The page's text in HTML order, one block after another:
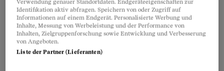
Gleichstellungsrecht
Diskriminierte Ärztin
Verwendung genauer Standortdaten. Endgeräteeigenschaften zur
Identifikation aktiv abfragen. Speichern von oder Zugriff auf
Informationen auf einem Endgerät. Personalisierte Werbung und
Inhalte, Messung von Werbeleistung und der Performance von
Inhalten, Zielgruppenforschung sowie Entwicklung und Verbesserung
von Angeboten.
Liste der Partner (Lieferanten)